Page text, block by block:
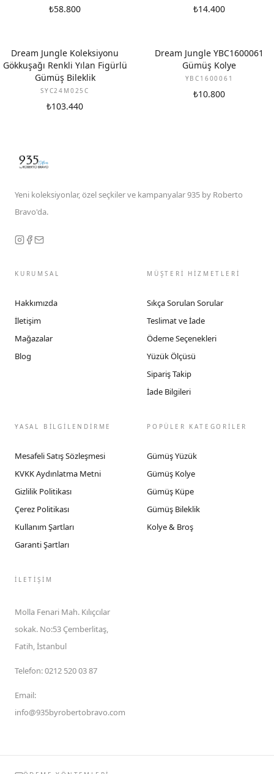
₺58.800 ₺14.400
Dream Jungle Koleksiyonu
Gökkuşağı Renkli Yılan Figürlü
Gümüş Bileklik
SYC24M025C
₺103.440
Dream Jungle YBC1600061
Gümüş Kolye
YBC1600061
₺10.800
Yeni koleksiyonlar, özel seçkiler ve kampanyalar 935 by Roberto
Bravo'da.
KURUMSAL
Hakkımızda
İletişim
Mağazalar
Blog
MÜŞTERİ HİZMETLERİ
Sıkça Sorulan Sorular
Teslimat ve İade
Ödeme Seçenekleri
Yüzük Ölçüsü
Sipariş Takip
İade Bilgileri
YASAL BİLGİLENDİRME
Mesafeli Satış Sözleşmesi
KVKK Aydınlatma Metni
Gizlilik Politikası
Çerez Politikası
Kullanım Şartları
Garanti Şartları
POPÜLER KATEGORİLER
Gümüş Yüzük
Gümüş Kolye
Gümüş Küpe
Gümüş Bileklik
Kolye & Broş
İLETIŞIM
Molla Fenari Mah. Kılıçcılar
sokak. No:53 Çemberlitaş,
Fatih, İstanbul
Telefon:0212 520 03 87
Email:
info@935byrobertobravo.com